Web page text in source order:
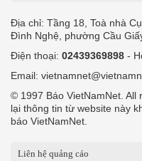
Địa chỉ: Tầng 18, Toà nhà
Đình Nghệ, phường Cầu
Điện thoại: 02439369898 -
Email:
© 1997 Báo VietNamNet. All
lại thông tin từ website này
báo VietNamNet.
Liên hệ quảng cáo